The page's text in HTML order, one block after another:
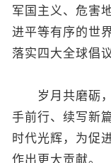
军国主义、危害
进平等有序的世
落实四大全球倡
岁月共磨砺，
手前行、续写新
时代光辉，为促
作出更大贡献。